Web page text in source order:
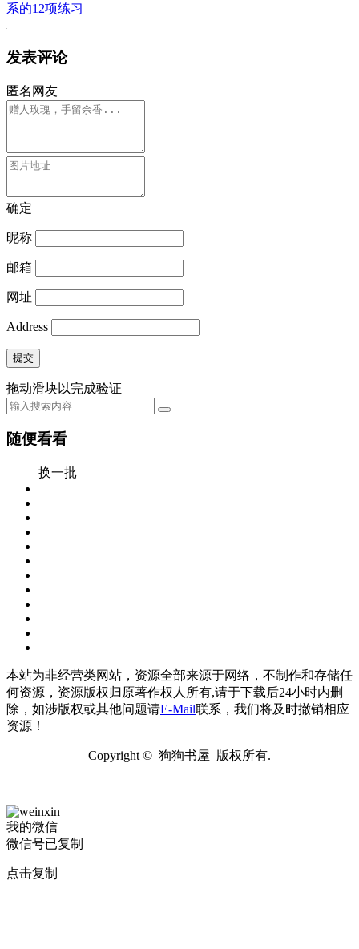
系的12项练习
发表评论
匿名网友
确定
昵称
邮箱
网址
Address
提交
拖动滑块以完成验证
随便看看
换一批
本站为非经营类网站，资源全部来源于网络，不制作和存储任
何资源，资源版权归原著作权人所有,请于下载后24小时内删
除，如涉版权或其他问题请E-Mail联系，我们将及时撤销相应
资源！
Copyright © 狗狗书屋 版权所有.
我的微信
微信号已复制
点击复制